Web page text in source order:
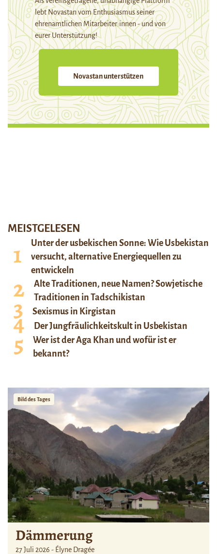
lebt Novastan vom Enthusiasmus seiner
ehrenamtlichen Mitarbeiter:innen - und von
eurer Unterstützung!
Novastan unterstützen
MEISTGELESEN
Unter der usbekischen Sonne: Wie Usbekistan
versucht, alternative Energiequellen zu
entwickeln
Alte Traditionen, neue Namen? Sowjetische
Traditionen in Tadschikistan
Sexismus in Kirgistan
Der Jungfräulichkeitskult in Usbekistan
Wer ist der Aga Khan und wofür ist er
bekannt?
Bild des Tages
Dämmerung
27 Juli 2026 - Élyne Dragée